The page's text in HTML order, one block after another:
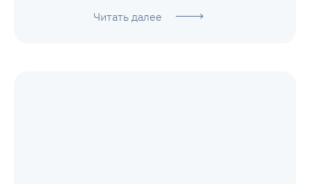
Читать далее